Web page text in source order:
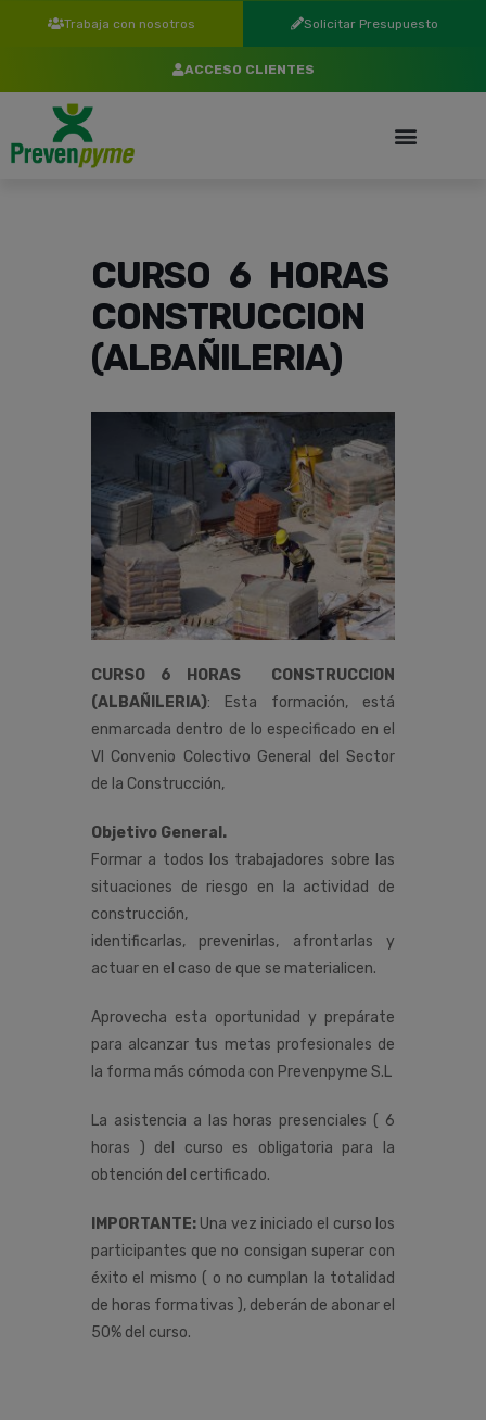
Trabaja con nosotros Solicitar Presupuesto
ACCESO CLIENTES
CURSO 6 HORAS
CONSTRUCCION
(ALBAÑILERIA)
CURSO 6 HORAS CONSTRUCCION
(ALBAÑILERIA): Esta formación,
está
enmarcada dentro de lo especificado en el
VI Convenio Colectivo General delSector
de la Construcción,
Objetivo General.
Formar a todos los trabajadores sobre las
situaciones de riesgo en la actividad de
construcción,
identificarlas, prevenirlas, afrontarlas y
actuar en el caso de que se materialicen.
Aprovecha esta oportunidad y prepárate
para alcanzar tus metas profesionales de
la forma más cómoda con Prevenpyme S.L
La asistencia a las horas presenciales ( 6
horas ) del curso es obligatoria para la
obtención del certificado.
IMPORTANTE: Una vez iniciado el curso los
participantes que no consigan superar con
éxito el mismo ( o no cumplan la totalidad
de horas formativas ), deberán de abonar el
50% del curso.